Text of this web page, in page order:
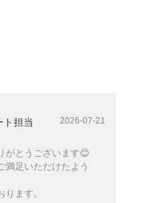
ト担当 2026-07-21
がとうございます😊
満足いただけたよう
ます。